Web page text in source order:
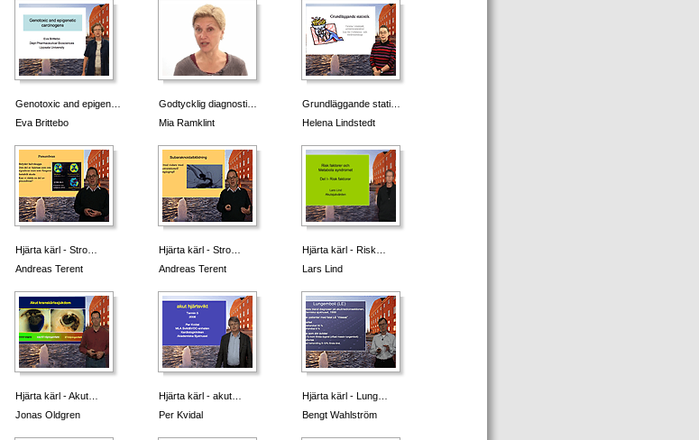
Genotoxic and epigen…
Eva Brittebo
Godtycklig diagnosti…
Mia Ramklint
Grundläggande stati…
Helena Lindstedt
Hjärta kärl - Stro…
Andreas Terent
Hjärta kärl - Stro…
Andreas Terent
Hjärta kärl - Risk…
Lars Lind
Hjärta kärl - Akut…
Jonas Oldgren
Hjärta kärl - akut…
Per Kvidal
Hjärta kärl - Lung…
Bengt Wahlström